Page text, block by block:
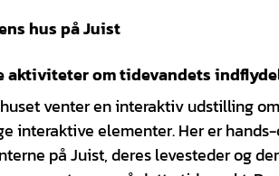
hus på Juist
aktiviteter om tidevandets
venter en interaktiv udstilling
interaktive elementer. Her er
på Juist, deres levesteder og